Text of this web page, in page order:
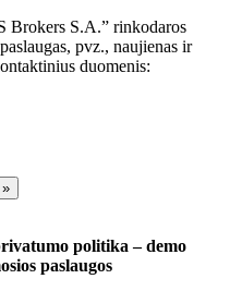
S.A.” rinkodaros
pvz., naujienas ir
duomenis:
politika – demo
paslaugos